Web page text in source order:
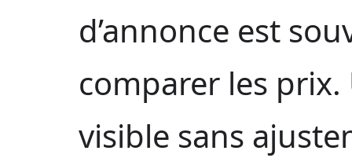
d’annonce est
comparer les
visible sans